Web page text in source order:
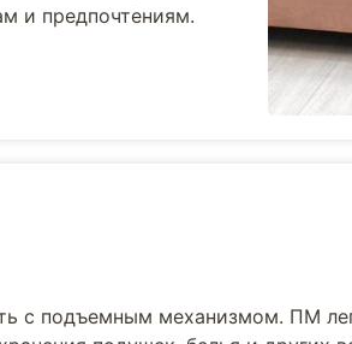
и предпочтениям.
с подъемным механизмом. ПМ